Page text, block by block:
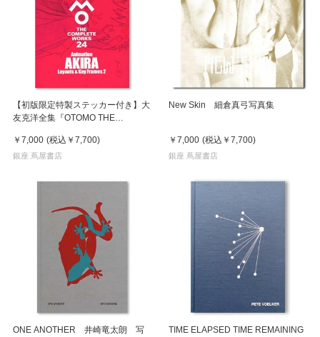
【初版限定特製ステッカー付き】大
友克洋全集『OTOMO THE
『Animation AKIRA Layouts & Key
Frames 2』
￥7,000 (税込 ￥7,700)
銀座 蔦屋書店
New Skin 細倉真弓写真集
￥7,000 (税込 ￥7,700)
銀座 蔦屋書店
ONE ANOTHER 井崎竜太朗 写
TIME ELAPSED TIME REMAINING